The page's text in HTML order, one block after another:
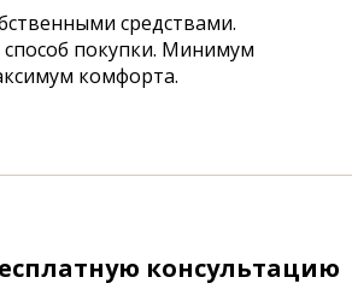
средствами.
покупки. Минимум
комфорта.
консультацию